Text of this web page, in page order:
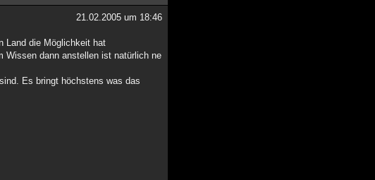
21.02.2005 um 18:46
Land die Möglichkeit hat
Wissen dann anstellen ist natürlich ne
Es bringt höchstens was das